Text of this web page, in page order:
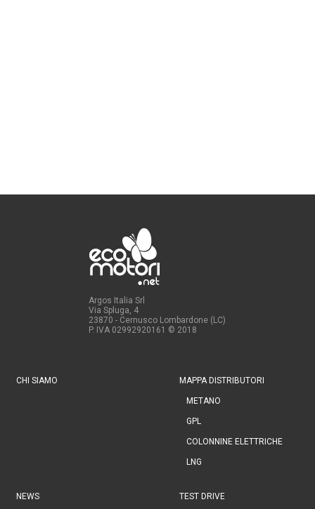
Argos Italia Srl
Via Spluga, 4
23870 - Cernusco Lombardone (LC)
P. IVA 02992920161 © 2018
CHI SIAMO MAPPA DISTRIBUTORI
METANO
GPL
COLONNINE ELETTRICHE
LNG
NEWS TEST DRIVE